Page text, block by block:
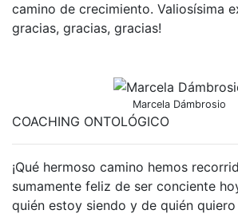
camino de crecimiento. Valiosísima
gracias, gracias, gracias!
Marcela Dámbrosio
COACHING ONTOLÓGICO
¡Qué hermoso camino hemos
sumamente feliz de ser conciente
quién estoy siendo y de quién